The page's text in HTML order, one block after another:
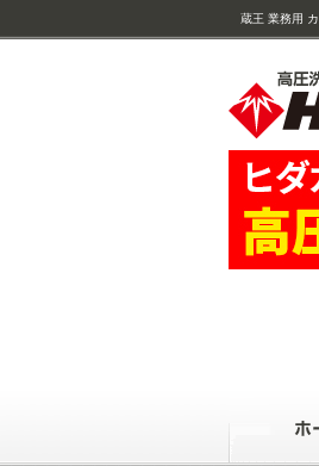
蔵王 業務用